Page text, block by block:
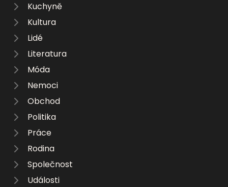
Kuchyně
Kultura
Lidé
Literatura
Móda
Nemoci
Obchod
Politika
Práce
Rodina
Společnost
Události